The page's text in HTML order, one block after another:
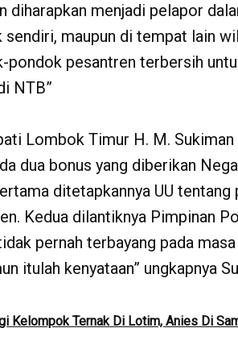
diharapkan menjadi pelapor
sendiri, maupun di tempat lain
pondok pesantren terbersih
NTB”
Lombok Timur H. M.
dua bonus yang diberikan
ditetapkannya UU tentang
Kedua dilantiknya Pimpinan
pernah terbayang pada
itulah kenyataan” ungkapnya
Kelompok Ternak Di Lotim, Anies Di